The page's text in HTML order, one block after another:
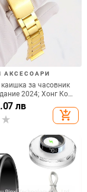
АКСЕСОАРИ
за часовник
2024; Хонг Конг
артистичен,
джаз стил;
стил за ежедневни
лв
add_shopping_cart